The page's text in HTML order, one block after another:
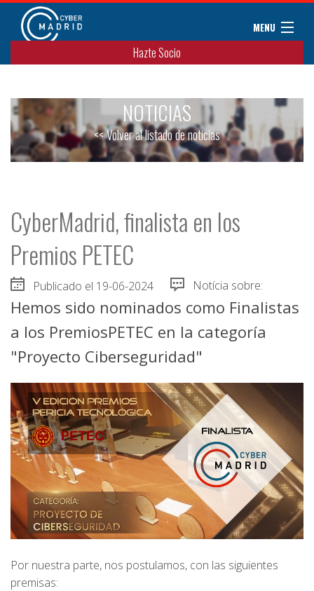
MENU
Sobre CyberMadrid
Noticias
Convenios
Miembros
Hazte Socio
NOTICIAS
<< Volver al listado de noticias
CyberMadrid, finalista en los
Premios PETEC
Publicado el 19-06-2024 Notícia sobre:
Hemos sido nominados como Finalistas
a los PremiosPETEC en la categoría
"Proyecto Ciberseguridad"
Por nuestra parte, nos postulamos, con las siguientes
premisas: